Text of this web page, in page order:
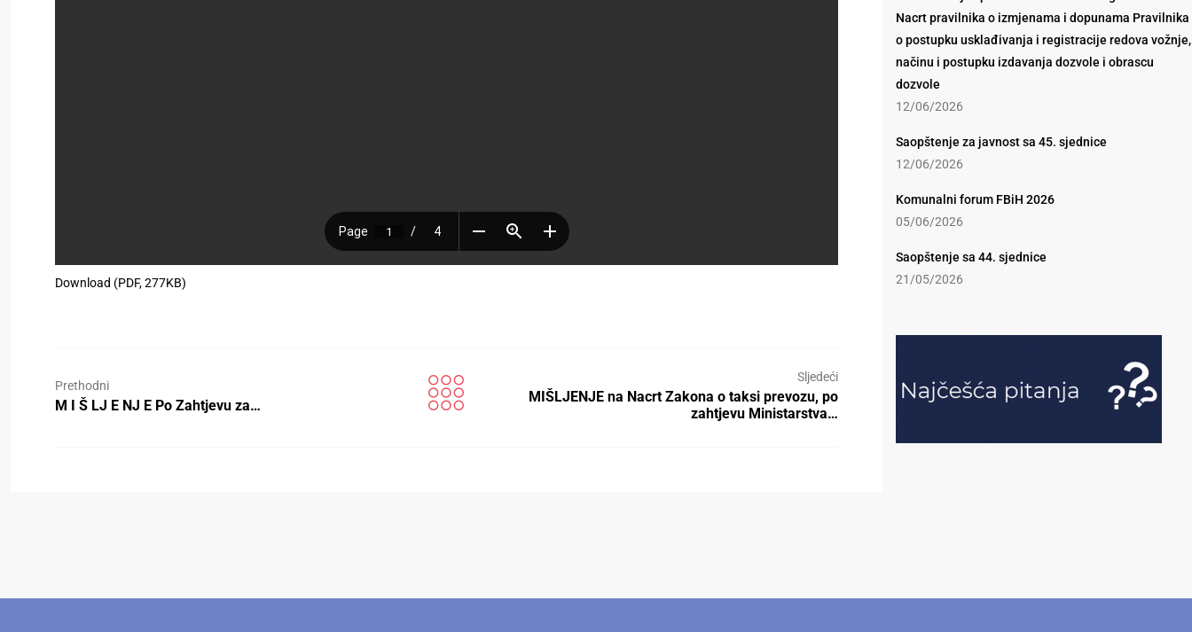
Download (PDF, 277KB)
Prethodni
M I Š LJ E NJ E Po Zahtjevu za…
Sljedeći
MIŠLJENJE na Nacrt Zakona o taksi prevozu, po
zahtjevu Ministarstva…
Nacrt pravilnika o izmjenama i dopunama Pravilnika
o postupku usklađivanja i registracije redova vožnje,
načinu i postupku izdavanja dozvole i obrascu
dozvole
12/06/2026
Saopštenje za javnost sa 45. sjednice
12/06/2026
Komunalni forum FBiH 2026
05/06/2026
Saopštenje sa 44. sjednice
21/05/2026